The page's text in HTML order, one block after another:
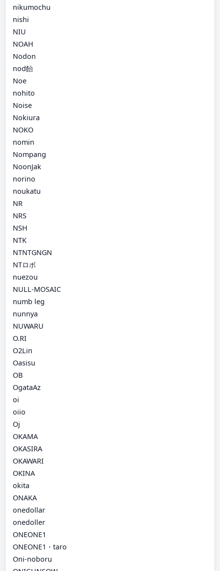
nikumochu
nishi
NIU
NOAH
Nodon
nod飴
Noe
nohito
Noise
Nokiura
NOKO
nomin
Nompang
NoonJak
norino
noukatu
NR
NRS
NSH
NTK
NTNTGNGN
NTロボ
nuezou
NULL-MOSAIC
numb leg
nunnya
NUWARU
O.RI
O2Lin
Oasisu
OB
OgataAz
oi
oiio
Oj
OKAMA
OKASIRA
OKAWARI
OKINA
okita
ONAKA
onedollar
onedoller
ONEONE1
ONEONE1・taro
Oni-noboru